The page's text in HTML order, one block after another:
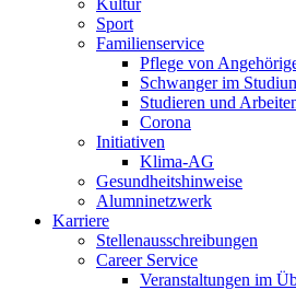
Kultur
Sport
Familienservice
Pflege von
Schwanger im
Studieren und
Corona
Initiativen
Klima-AG
Gesundheitshinweise
Alumninetzwerk
Karriere
Stellenausschreibungen
Career Service
Veranstaltungen im